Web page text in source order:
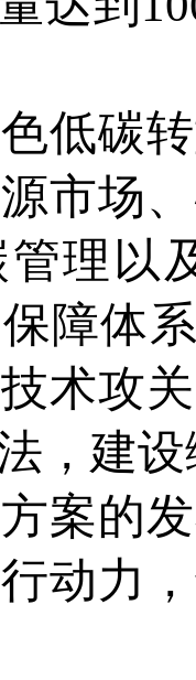
碳转
市场
理以
障体
术攻
，建
的发
动力